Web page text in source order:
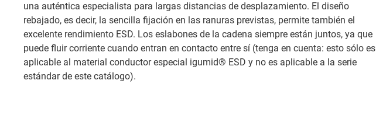
una auténtica especialista para largas distancias de desplazamiento. El diseño
rebajado, es decir, la sencilla fijación en las ranuras previstas, permite también el
excelente rendimiento ESD. Los eslabones de la cadena siempre están juntos, ya que
puede fluir corriente cuando entran en contacto entre sí (tenga en cuenta: esto sólo es
aplicable al material conductor especial igumid® ESD y no es aplicable a la serie
estándar de este catálogo).